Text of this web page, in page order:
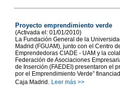
Proyecto emprendimiento verde
(Activada el: 01/01/2010)
La Fundación General de la
Madrid (FGUAM), junto con el Centro
Emprendedoras CIADE - UAM y la
Federación de Asociaciones
de Inserción (FAEDEI) presentaron el
por el Emprendimiento Verde”
Caja Madrid.
Leer más >>